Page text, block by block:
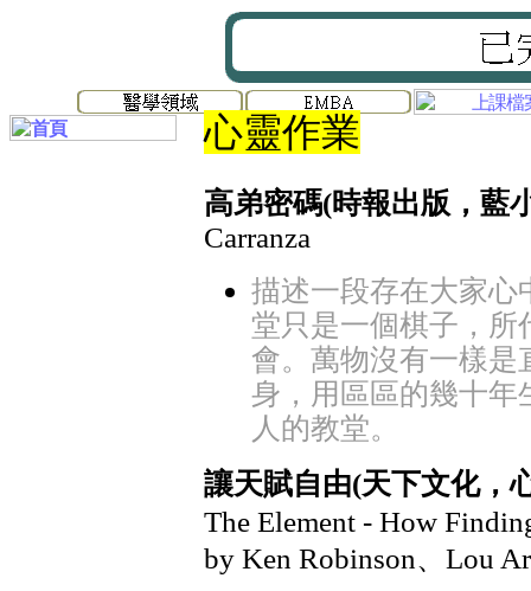
心靈作業
高弟密碼(時報出版，藍
Carranza
描述一段存在大家心
堂只是一個棋子，所
會。萬物沒有一樣是
身，用區區的幾十年
人的教堂。
讓天賦自由(天下文化，
The Element - How
by Ken Robinson、Lou